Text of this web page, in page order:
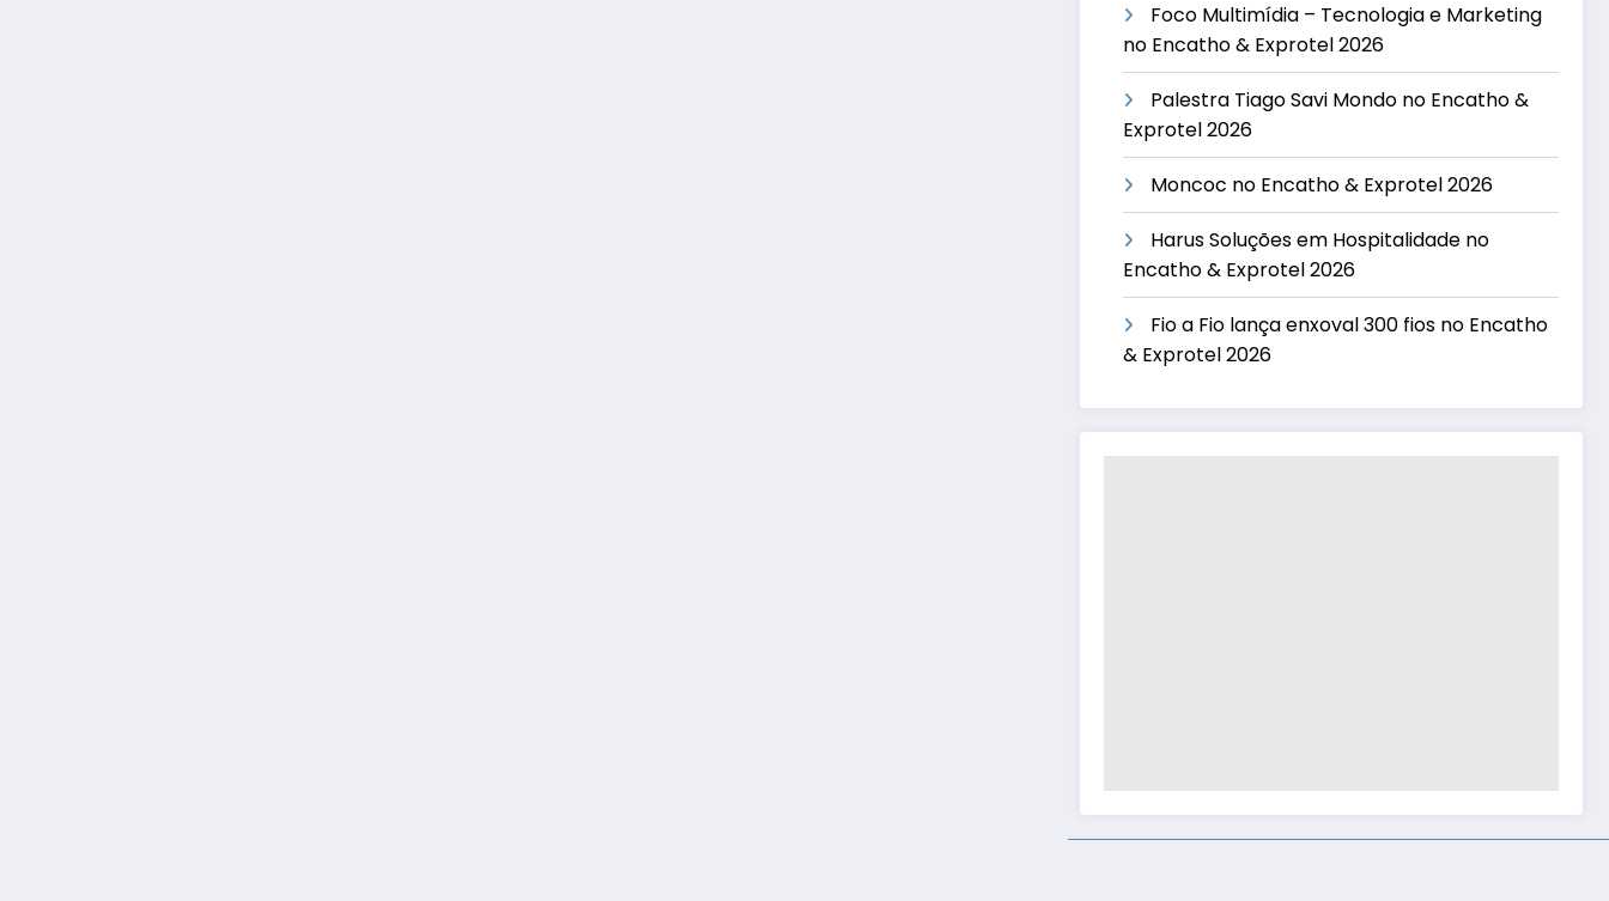
Foco Multimídia – Tecnologia e Marketing
no Encatho & Exprotel 2026
Palestra Tiago Savi Mondo no Encatho &
Exprotel 2026
Moncoc no Encatho & Exprotel 2026
Harus Soluções em Hospitalidade no
Encatho & Exprotel 2026
Fio a Fio lança enxoval 300 fios no Encatho
& Exprotel 2026